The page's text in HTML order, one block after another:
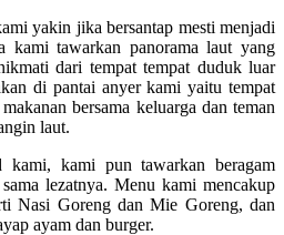
yakin jika bersantap mesti menjadi
kami tawarkan panorama laut yang
dari tempat tempat duduk luar
di pantai anyer kami yaitu tempat
bersama keluarga dan teman
laut.
kami, kami pun tawarkan beragam
lezatnya. Menu kami mencakup
Nasi Goreng dan Mie Goreng, dan
ayam dan burger.